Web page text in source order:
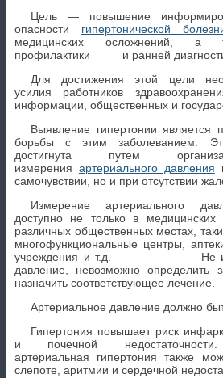
Цель — повышение
опасности гипертонической
медицинских осложнений,
профилактики и ранней
Для достижения этой цели
усилия работников
информации, общественных и
Выявление гипертонии
борьбы с этим заболеванием.
достигнута путем
измерения артериального давления
самочувствии, но и при отсутствии
Измерение артериального
доступно не только в
различных общественных местах,
многофункциональные центры,
учреждения и т.д. Не
давление, невозможно определить
назначить соответствующее лечение.
Артериальное давление должно
Гипертония повышает риск
и почечной недостаточности.
артериальная гипертония
слепоте, аритмии и сердечной